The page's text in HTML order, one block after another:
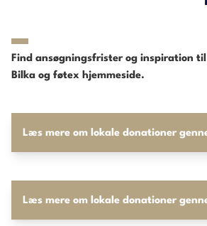
Find ansøgningsfrister og inspiration
Bilka og føtex hjemmeside.
Læs mere om lokale donationer
Læs mere om lokale donationer